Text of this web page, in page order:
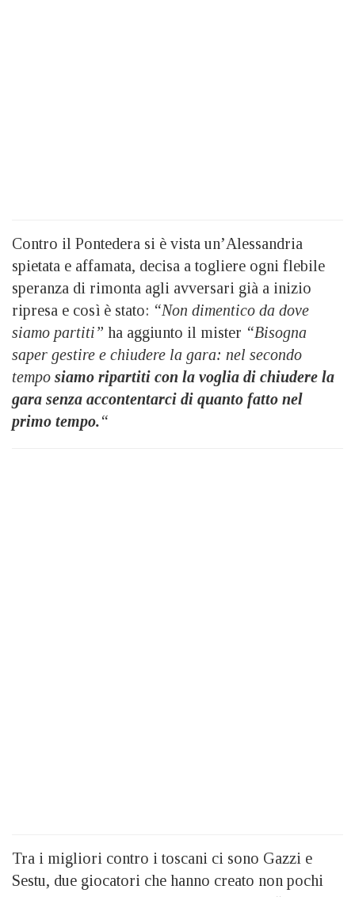
Contro il Pontedera si è vista un’Alessandria
spietata e affamata, decisa a togliere ogni flebile
speranza di rimonta agli avversari già a inizio
ripresa e così è stato: “Non dimentico da dove
siamo partiti” ha aggiunto il mister “Bisogna
saper gestire e chiudere la gara: nel secondo
tempo siamo ripartiti con la voglia di chiudere la
gara senza accontentarci di quanto fatto nel
primo tempo.“
Tra i migliori contro i toscani ci sono Gazzi e
Sestu, due giocatori che hanno creato non pochi